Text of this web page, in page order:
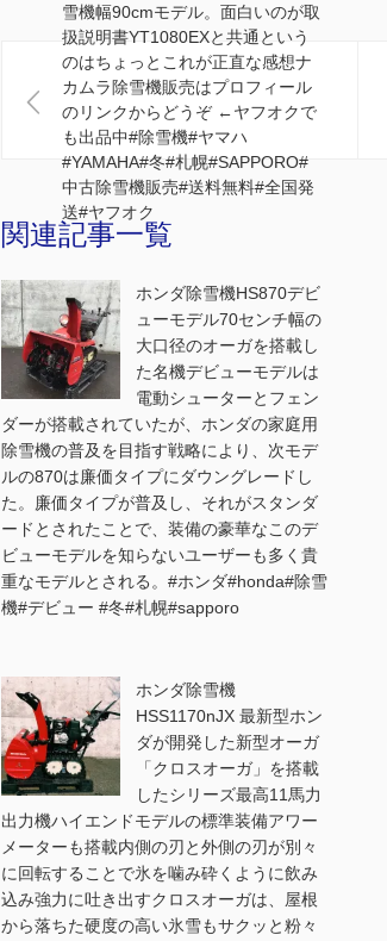
雪機幅90cmモデル。面白いのが取
扱説明書YT1080EXと共通という
のはちょっと️これが正直な感想ナ
カムラ除雪機販売はプロフィール
のリンクからどうぞ ←ヤフオクで
も出品中#除雪機#ヤマハ
#YAMAHA#冬#札幌#SAPPORO#
中古除雪機販売#送料無料#全国発
送#ヤフオク
関連記事一覧
ホンダ除雪機HS870デビ
ューモデル70センチ幅の
大口径のオーガを搭載し
た名機デビューモデルは
電動シューターとフェン
ダーが搭載されていたが、ホンダの家庭用
除雪機の普及を目指す戦略により、次モデ
ルの870は廉価タイプにダウングレードし
た。廉価タイプが普及し、それがスタンダ
ードとされたことで、装備の豪華なこのデ
ビューモデルを知らないユーザーも多く貴
重なモデルとされる。#ホンダ#honda#除雪
機#デビュー #冬#札幌#sapporo
ホンダ除雪機
HSS1170nJX 最新型ホン
ダが開発した新型オーガ
「クロスオーガ」を搭載
したシリーズ最高11馬力
出力機ハイエンドモデルの標準装備アワー
メーターも搭載内側の刃と外側の刃が別々
に回転することで氷を噛み砕くように飲み
込み強力に吐き出すクロスオーガは、屋根
から落ちた硬度の高い氷雪もサクッと粉々